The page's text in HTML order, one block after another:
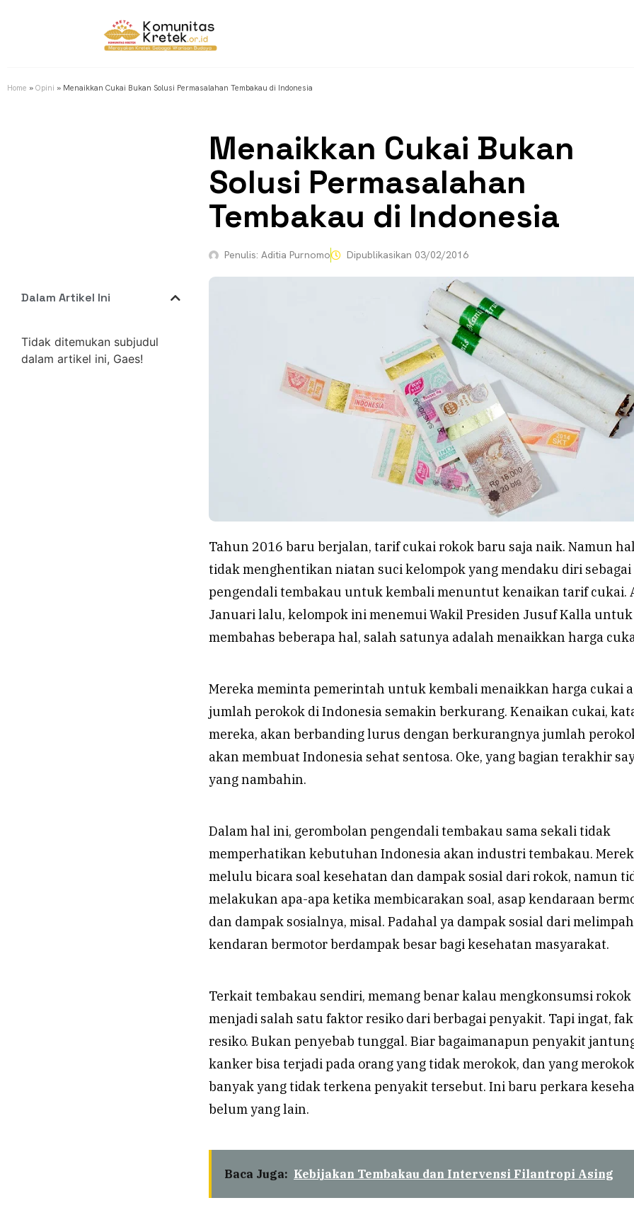
Home » Opini » Menaikkan Cukai Bukan Solusi Permasalahan Tembakau di Indonesia
Menaikkan Cukai Bukan
Solusi Permasalahan
Tembakau di Indonesia
Penulis: Aditia Purnomo Dipublikasikan 03/02/2016
Dalam Artikel Ini
Tidak ditemukan subjudul
dalam artikel ini, Gaes!
Tahun 2016 baru berjalan, tarif cukai rokok baru saja naik. Namun
tidak menghentikan niatan suci kelompok yang mendaku diri sebagai
pengendali tembakau untuk kembali menuntut kenaikan tarif cukai.
Januari lalu, kelompok ini menemui Wakil Presiden Jusuf Kalla untuk
membahas beberapa hal, salah satunya adalah menaikkan harga
Mereka meminta pemerintah untuk kembali menaikkan harga cukai
jumlah perokok di Indonesia semakin berkurang. Kenaikan cukai,
mereka, akan berbanding lurus dengan berkurangnya jumlah
akan membuat Indonesia sehat sentosa. Oke, yang bagian terakhir
yang nambahin.
Dalam hal ini, gerombolan pengendali tembakau sama sekali tidak
memperhatikan kebutuhan Indonesia akan industri tembakau.
melulu bicara soal kesehatan dan dampak sosial dari rokok, namun
melakukan apa-apa ketika membicarakan soal, asap kendaraan
dan dampak sosialnya, misal. Padahal ya dampak sosial dari
kendaran bermotor berdampak besar bagi kesehatan masyarakat.
Terkait tembakau sendiri, memang benar kalau mengkonsumsi rokok
menjadi salah satu faktor resiko dari berbagai penyakit. Tapi ingat,
resiko. Bukan penyebab tunggal. Biar bagaimanapun penyakit
kanker bisa terjadi pada orang yang tidak merokok, dan yang
banyak yang tidak terkena penyakit tersebut. Ini baru perkara
belum yang lain.
Baca Juga: Kebijakan Tembakau dan Intervensi Filantropi Asing